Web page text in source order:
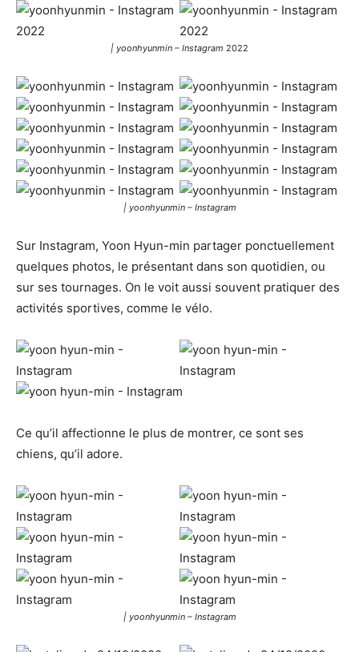
| yoonhyunmin – Instagram 2022
| yoonhyunmin – Instagram
Sur Instagram, Yoon Hyun-min partager ponctuellement
quelques photos, le présentant dans son quotidien, ou
sur ses tournages. On le voit aussi souvent pratiquer des
activités sportives, comme le vélo.
Ce qu’il affectionne le plus de montrer, ce sont ses
chiens, qu’il adore.
| yoonhyunmin – Instagram